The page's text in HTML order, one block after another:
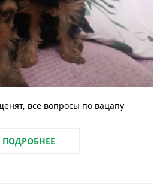
все вопросы по вацапу
ПОДРОБНЕЕ